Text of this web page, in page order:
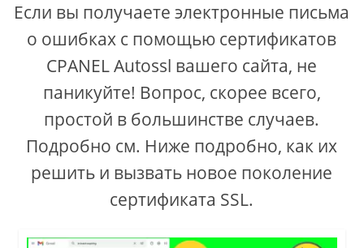
Если вы получаете электронные письма
о ошибках с помощью сертификатов
CPANEL Autossl вашего сайта, не
паникуйте! Вопрос, скорее всего,
простой в большинстве случаев.
Подробно см. Ниже подробно, как их
решить и вызвать новое поколение
сертификата SSL.